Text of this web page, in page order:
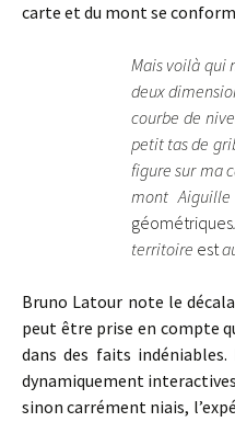
carte et du mont se
Mais voilà qui
deux
courbe de
petit tas de
figure sur ma
mont Aiguille
géométriques
territoire est
Bruno Latour note le
peut être prise en compte
dans des faits
dynamiquement
sinon carrément niais,